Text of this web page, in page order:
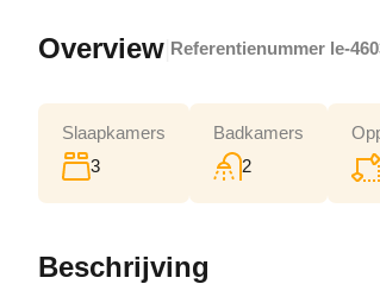
Overview Referentienummer le-
Slaapkamers
3
Badkamers
2
Beschrijving